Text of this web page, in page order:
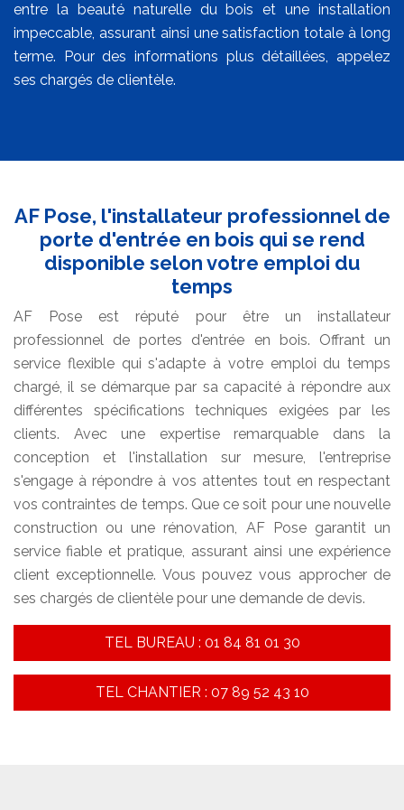
entre la beauté naturelle du bois et une installation
impeccable, assurant ainsi une satisfaction totale à long
terme. Pour des informations plus détaillées, appelez
ses chargés de clientèle.
AF Pose, l'installateur professionnel de
porte d'entrée en bois qui se rend
disponible selon votre emploi du
temps
AF Pose est réputé pour être un installateur
professionnel de portes d'entrée en bois. Offrant un
service flexible qui s'adapte à votre emploi du temps
chargé, il se démarque par sa capacité à répondre aux
différentes spécifications techniques exigées par les
clients. Avec une expertise remarquable dans la
conception et l'installation sur mesure, l'entreprise
s'engage à répondre à vos attentes tout en respectant
vos contraintes de temps. Que ce soit pour une nouvelle
construction ou une rénovation, AF Pose garantit un
service fiable et pratique, assurant ainsi une expérience
client exceptionnelle. Vous pouvez vous approcher de
ses chargés de clientèle pour une demande de devis.
TEL BUREAU : 01 84 81 01 30
TEL CHANTIER : 07 89 52 43 10